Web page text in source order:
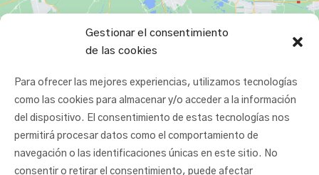
Gestionar el consentimiento
de las cookies
Para ofrecer las mejores experiencias, utilizamos tecnologías
como las cookies para almacenar y/o acceder a la información
del dispositivo. El consentimiento de estas tecnologías nos
permitirá procesar datos como el comportamiento de
navegación o las identificaciones únicas en este sitio. No
consentir o retirar el consentimiento, puede afectar